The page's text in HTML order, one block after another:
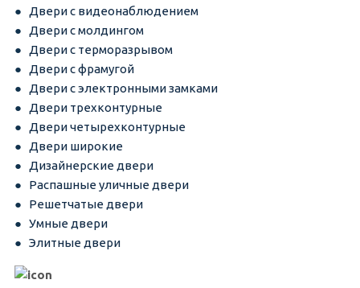
Двери с видеонаблюдением
Двери с молдингом
Двери с терморазрывом
Двери с фрамугой
Двери с электронными замками
Двери трехконтурные
Двери четырехконтурные
Двери широкие
Дизайнерские двери
Распашные уличные двери
Решетчатые двери
Умные двери
Элитные двери